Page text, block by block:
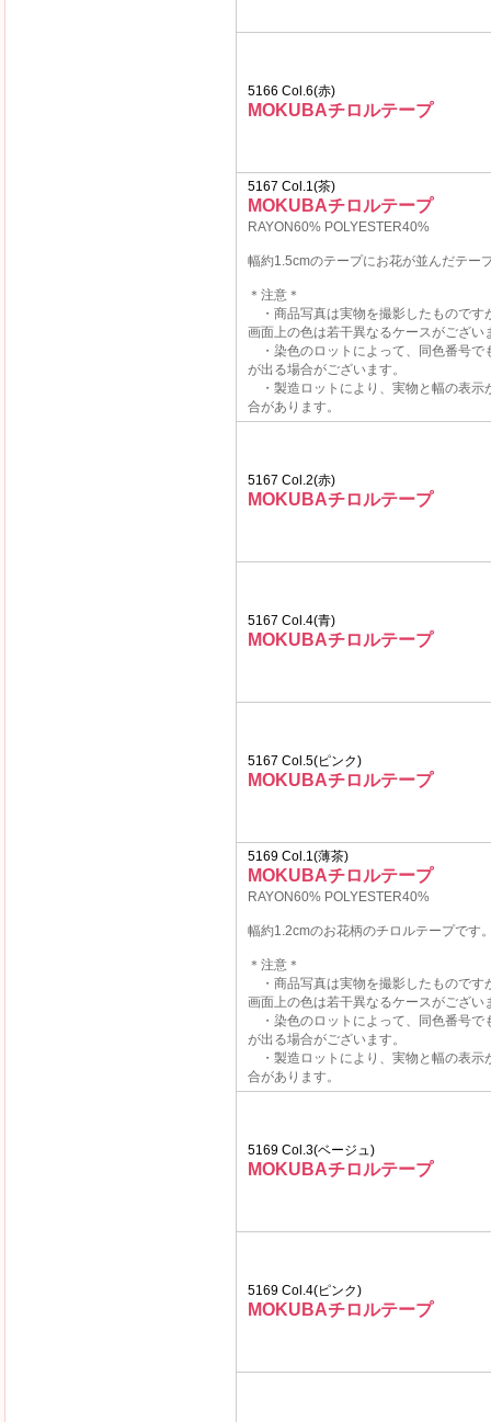
5166 Col.6(赤)
MOKUBAチロルテープ
5167 Col.1(茶)
MOKUBAチロルテープ
RAYON60% POLYESTER40%
幅約1.5cmのテープにお花が並んだテー
＊注意＊
・商品写真は実物を撮影したものです
画面上の色は若干異なるケースがござい
・染色のロットによって、同色番号で
が出る場合がございます。
・製造ロットにより、実物と幅の表示
合があります。
5167 Col.2(赤)
MOKUBAチロルテープ
5167 Col.4(青)
MOKUBAチロルテープ
5167 Col.5(ピンク)
MOKUBAチロルテープ
5169 Col.1(薄茶)
MOKUBAチロルテープ
RAYON60% POLYESTER40%
幅約1.2cmのお花柄のチロルテープです
＊注意＊
・商品写真は実物を撮影したものです
画面上の色は若干異なるケースがござい
・染色のロットによって、同色番号で
が出る場合がございます。
・製造ロットにより、実物と幅の表示
合があります。
5169 Col.3(ベージュ)
MOKUBAチロルテープ
5169 Col.4(ピンク)
MOKUBAチロルテープ